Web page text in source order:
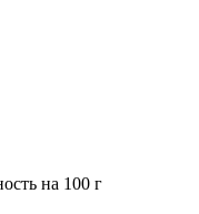
на 100 г